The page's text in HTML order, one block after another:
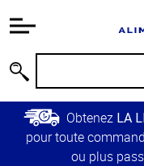
relative à
Passer
contenu
principal
Retour à
Obtenez LA
pour toute
ou plus